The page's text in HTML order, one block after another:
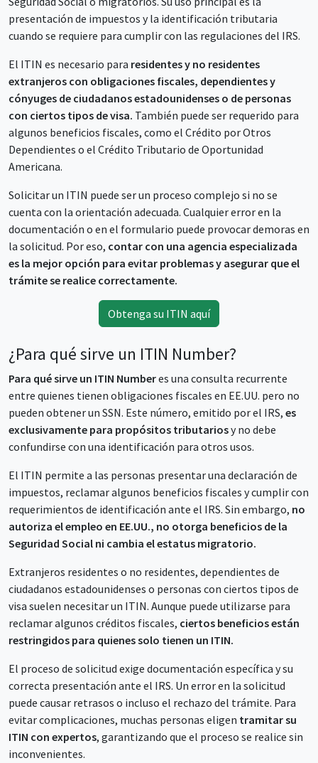
presentación de impuestos y la identificación tributaria
cuando se requiere para cumplir con las regulaciones del IRS.
El ITIN es necesario para residentes y no residentes
extranjeros con obligaciones fiscales, dependientes y
cónyuges de ciudadanos estadounidenses o de personas
con ciertos tipos de visa. También puede ser requerido para
algunos beneficios fiscales, como el Crédito por Otros
Dependientes o el Crédito Tributario de Oportunidad
Americana.
Solicitar un ITIN puede ser un proceso complejo si no se
cuenta con la orientación adecuada. Cualquier error en la
documentación o en el formulario puede provocar demoras en
la solicitud. Por eso, contar con una agencia especializada
es la mejor opción para evitar problemas y asegurar que el
trámite se realice correctamente.
Obtenga su ITIN aquí
¿Para qué sirve un ITIN Number?
Para qué sirve un ITIN Numberes una consulta recurrente
entre quienes tienen obligaciones fiscales en EE.UU. pero no
pueden obtener un SSN. Este número, emitido por el IRS, es
exclusivamente para propósitos tributariosy no debe
confundirse con una identificación para otros usos.
El ITIN permite a las personas presentar una declaración de
impuestos, reclamar algunos beneficios fiscales y cumplir con
requerimientos de identificación ante el IRS. Sin embargo, no
autoriza el empleo en EE.UU., no otorga beneficios de la
Seguridad Social ni cambia el estatus migratorio.
Extranjeros residentes o no residentes, dependientes de
ciudadanos estadounidenses o personas con ciertos tipos de
visa suelen necesitar un ITIN. Aunque puede utilizarse para
reclamar algunos créditos fiscales, ciertos beneficios están
restringidos para quienes solo tienen un ITIN.
El proceso de solicitud exige documentación específica y su
correcta presentación ante el IRS. Un error en la solicitud
puede causar retrasos o incluso el rechazo del trámite. Para
evitar complicaciones, muchas personas eligen tramitar su
ITIN con expertos, garantizando que el proceso se realice sin
inconvenientes.